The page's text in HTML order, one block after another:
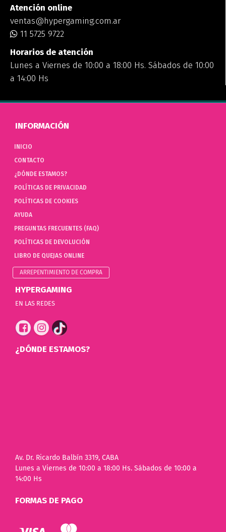
Atención online
ventas@hypergaming.com.ar
11 5725 9722
Horarios de atención
Lunes a Viernes de 10:00 a 18:00 Hs. Sábados de 10:00
a 14:00 Hs
INFORMACIÓN
INICIO
CONTACTO
¿DÓNDE ESTAMOS?
POLÍTICAS DE PRIVACIDAD
POLÍTICAS DE COOKIES
AYUDA
PREGUNTAS FRECUENTES (FAQ)
POLÍTICAS DE DEVOLUCIÓN
LIBRO DE QUEJAS ONLINE
ARREPENTIMIENTO DE COMPRA
HYPERGAMING
EN LAS REDES
¿DÓNDE ESTAMOS?
Av. Dr. Ricardo Balbín 3319, CABA
Lunes a Viernes de 10:00 a 18:00 Hs. Sábados de 10:00 a
14:00 Hs
FORMAS DE PAGO